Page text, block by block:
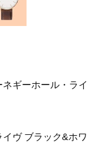
ギーホール・ライ
ヴ ブラック&ホワ